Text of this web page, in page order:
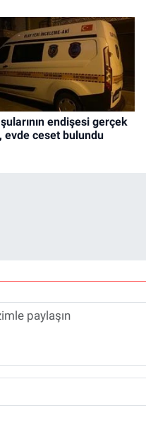
endişesi gerçek
evde ceset bulundu